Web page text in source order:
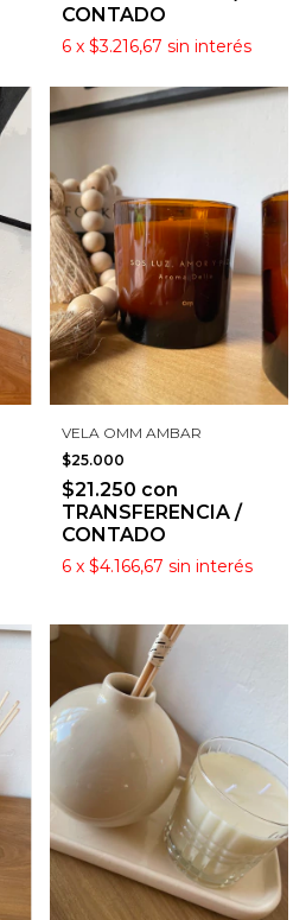
CONTADO
6 x $3.216,67 sin interés
VELA OMM AMBAR
$25.000
$21.250 con
TRANSFERENCIA /
CONTADO
6 x $4.166,67 sin interés